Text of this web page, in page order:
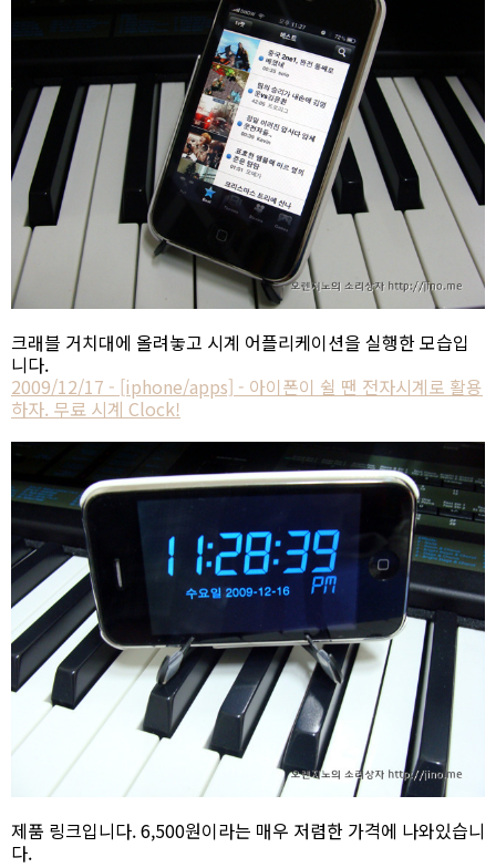
크래블 거치대에 올려놓고 시계 어플리케이션을 실행한 모습입
니다.
2009/12/17 - [iphone/apps] - 아이폰이 쉴 땐 전자시계로 활용
하자. 무료 시계 Clock!
제품 링크입니다. 6,500원이라는 매우 저렴한 가격에 나와있습니
다.